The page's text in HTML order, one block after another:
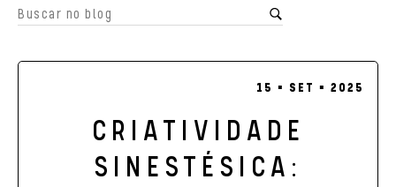
15 ▪ SET ▪ 2025
CRIATIVIDADE
SINESTÉSICA: